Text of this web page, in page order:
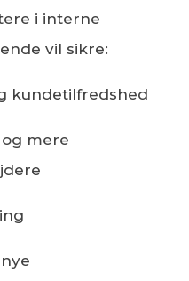
i interne
vil sikre:
kundetilfredshed
mere